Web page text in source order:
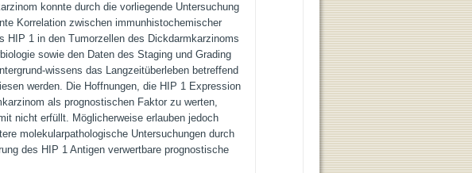
konnte durch die vorliegende Untersuchung
Korrelation zwischen immunhistochemischer
HIP 1 in den Tumorzellen des Dickdarmkarzinoms
sowie den Daten des Staging und Grading
wissens das Langzeitüberleben betreffend
werden. Die Hoffnungen, die HIP 1 Expression
als prognostischen Faktor zu werten,
nicht erfüllt. Möglicherweise erlauben jedoch
molekularpathologische Untersuchungen durch
des HIP 1 Antigen verwertbare prognostische